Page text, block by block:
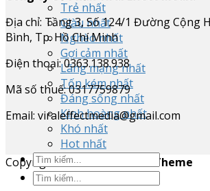
Trẻ nhất
Giàu nhất
Nghèo nhất
Gợi cảm nhất
Lãng mạng nhất
Tốn kém nhất
Đáng sống nhất
Kinh hoàng nhất
Khó nhất
Hot nhất
Địa chỉ: Tầng 3, Số 124/1 Đường Cộng
Bình, Tp. Hồ Chí Minh
Điện thoại: 0363.138.938
Mã số thuế: 0317759879
Email: viraleffectmedia@gmail.com
Copyright 2026 © Flatsome Theme